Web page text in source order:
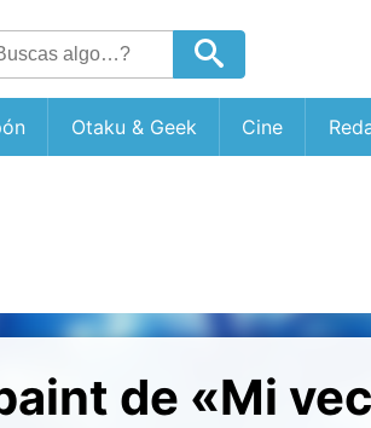
Otaku & Geek Cine
de «Mi